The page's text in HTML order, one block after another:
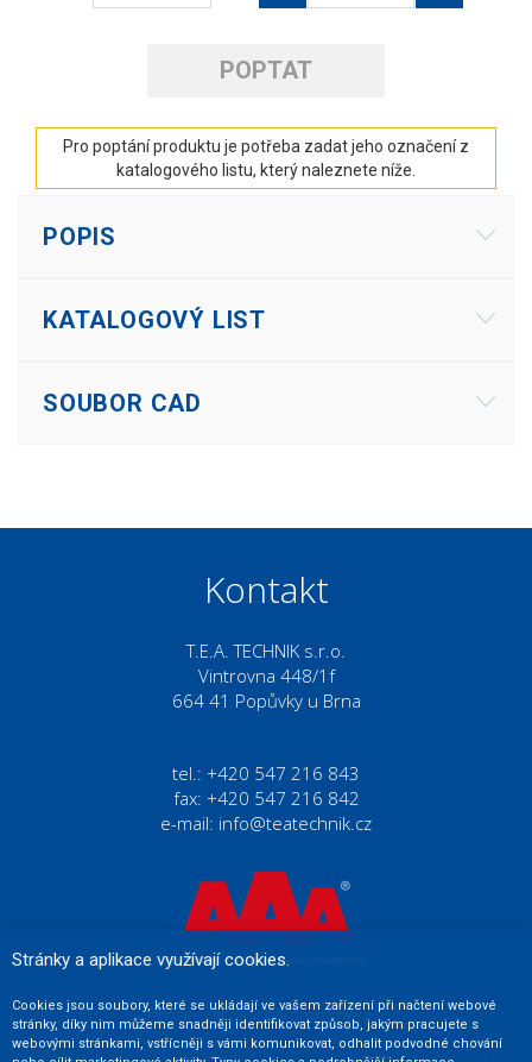
POPTAT
Pro poptání produktu je potřeba zadat jeho označení z
katalogového listu, který naleznete níže.
POPIS
KATALOGOVÝ LIST
SOUBOR CAD
Kontakt
T.E.A. TECHNIK s.r.o.
Vintrovna 448/1f
664 41 Popůvky u Brna
tel.: +420 547 216 843
fax: +420 547 216 842
e-mail: info@teatechnik.cz
Prodej strojních komponentů
Stránky a aplikace využívají cookies.
Cookies jsou soubory, které se ukládají ve vašem zařízení při načtení webové
stránky, díky nim můžeme snadněji identifikovat způsob, jakým pracujete s
webovými stránkami, vstřícněji s vámi komunikovat, odhalit podvodné chování